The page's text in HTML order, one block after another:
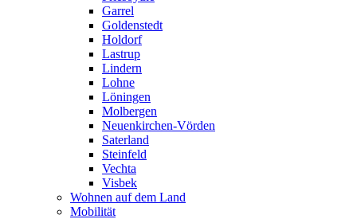
Garrel
Goldenstedt
Holdorf
Lastrup
Lindern
Lohne
Löningen
Molbergen
Neuenkirchen-Vörden
Saterland
Steinfeld
Vechta
Visbek
Wohnen auf dem Land
Mobilität